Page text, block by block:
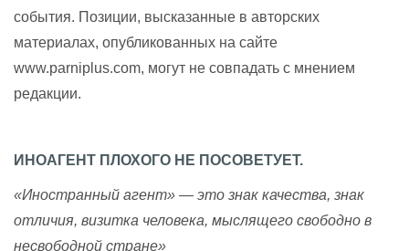
события. Позиции, высказанные в авторских
материалах, опубликованных на сайте
www.parniplus.com, могут не совпадать с мнением
редакции.
ИНОАГЕНТ ПЛОХОГО НЕ ПОСОВЕТУЕТ.
«Иностранный агент» — это знак качества, знак
отличия, визитка человека, мыслящего свободно в
несвободной стране»